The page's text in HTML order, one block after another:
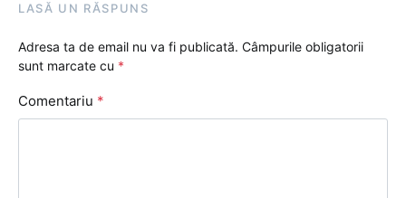
LASĂ UN RĂSPUNS
Adresa ta de email nu va fi publicată. Câmpurile obligatorii
sunt marcate cu *
Comentariu *